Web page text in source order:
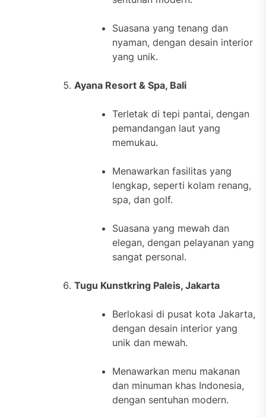
Suasana yang tenang dan
nyaman, dengan desain interior
yang unik.
Ayana Resort & Spa, Bali
Terletak di tepi pantai, dengan
pemandangan laut yang
memukau.
Menawarkan fasilitas yang
lengkap, seperti kolam renang,
spa, dan golf.
Suasana yang mewah dan
elegan, dengan pelayanan yang
sangat personal.
Tugu Kunstkring Paleis, Jakarta
Berlokasi di pusat kota Jakarta,
dengan desain interior yang
unik dan mewah.
Menawarkan menu makanan
dan minuman khas Indonesia,
dengan sentuhan modern.